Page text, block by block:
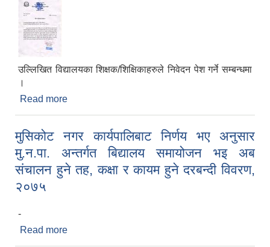
उल्लिखित विद्यालयका शिक्षक/शिक्षिकाहरुले निवेदन पेश गर्ने सम्बन्धमा
।
Read more
मुसिकोट नगर कार्यपालिबाट निर्णय भए अनुसार
मु.न.पा. अन्तर्गत बिद्यालय समायोजन भइ अब
संचालन हुने तह, कक्षा र कायम हुने दरबन्दी विवरण,
२०७५
-
Read more